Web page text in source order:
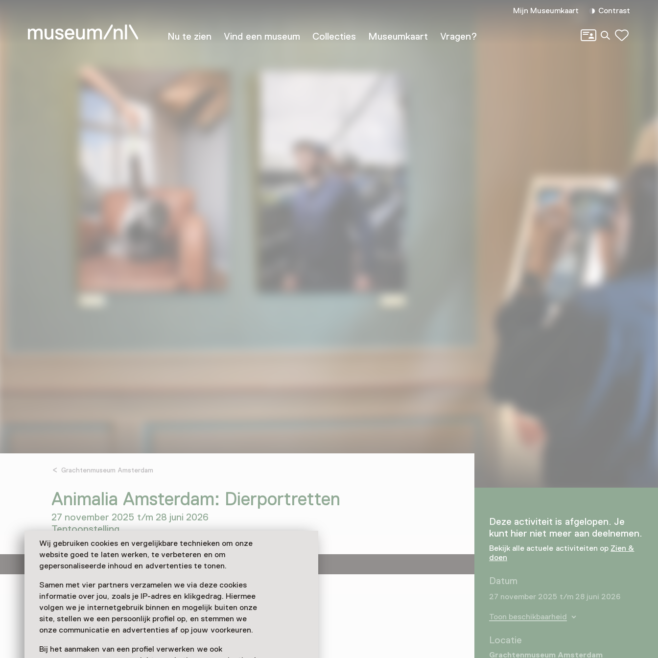
Wij gebruiken cookies en vergelijkbare technieken om onze
website goed te laten werken, te verbeteren en om
gepersonaliseerde inhoud en advertenties te tonen.
Samen met vier partners verzamelen we via deze cookies
informatie over jou, zoals je IP-adres en klikgedrag. Hiermee
volgen we je internetgebruik binnen en mogelijk buiten onze
site, stellen we een persoonlijk profiel op, en stemmen we
onze communicatie en advertenties af op jouw voorkeuren.
Bij het aanmaken van een profiel verwerken we ook
Nu te zien Vind een museum Collecties Museumkaart Vragen?
Mijn Museumkaart Contrast
Zoeken
Grachtenmuseum Amsterdam
Animalia Amsterdam: Dierportretten
27 november 2025 t/m 28 juni 2026
Tentoonstelling
Deze activiteit is afgelopen.
Als je naar haar foto’s kijkt, zou je bijna denken dat de huisdieren
betaalde modellen zijn! Dat is de magie van fotograaf Isabella
Rozendaal. Bewonder tot en met 28 juni 2026 een mini expo met een
selectie van haar dierenportretten in de Groene Salon van het
Grachtenmuseum.
Deze activiteit is afgelopen. Je
kunt hier niet meer aan deelnemen.
Bekijk alle actuele activiteiten op Zien &
doen
Datum
27 november 2025 t/m 28 juni 2026
Toon beschikbaarheid
Locatie
Grachtenmuseum Amsterdam